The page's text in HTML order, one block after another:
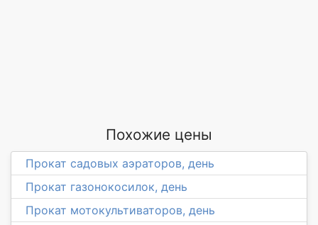
Похожие цены
Прокат садовых аэраторов, день
Прокат газонокосилок, день
Прокат мотокультиваторов, день